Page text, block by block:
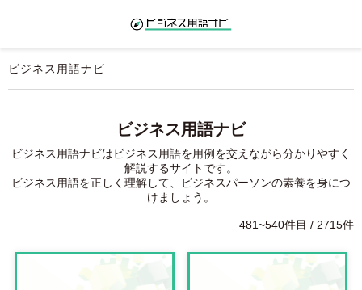
ビジネス用語ナビ
ビジネス用語ナビ
ビジネス用語ナビはビジネス用語を用例を交えながら分かりやすく
解説するサイトです。
ビジネス用語を正しく理解して、ビジネスパーソンの素養を身につ
481~540件目 / 2715件